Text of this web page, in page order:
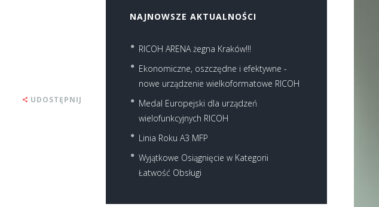
UDOSTĘPNIJ
NAJNOWSZE AKTUALNOŚCI
RICOH ARENA żegna Kraków!!!
Ekonomiczne, oszczędne i efektywne -
nowe urządzenie wielkoformatowe RICOH
Medal Europejski dla urządzeń
wielofunkcyjnych RICOH
Linia Roku A3 MFP
Wyjątkowe Osiągnięcie w Kategorii
Łatwość Obsługi